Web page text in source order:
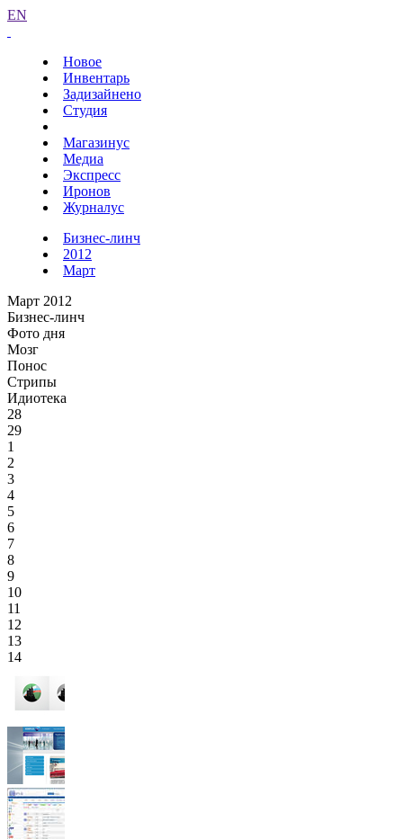
EN
Новое
Инвентарь
Задизайнено
Студия
Магазинус
Медиа
Экспресс
Иронов
Журналус
Бизнес-линч
2012
Март
Март 2012
Бизнес-линч
Фото дня
Мозг
Понос
Стрипы
Идиотека
28
29
1
2
3
4
5
6
7
8
9
10
11
12
13
14